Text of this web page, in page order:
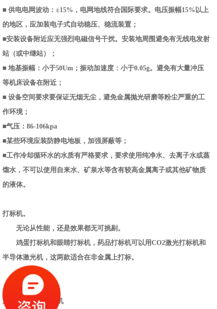
■ 供电电网波动：±15%，电网地线符合国际要求。电压振幅15%以上
的地区，应加装电子式自动稳压、稳流装置；
■安装设备附近应无强烈电磁信号干扰。安装地周围避免有无线电发射
站（或中继站）；
■ 地基振幅：小于50Um；振动加速度：小于0.05g。避免有大量冲压
等机床设备在附近；
■ 设备空间要求要保证无烟无尘，避免金属抛光研磨等粉尘严重的工
作环境；
■气压：86-106kpa
■某些环境应装防静电地板，加强屏蔽等；
■工作冷却循环水的水质有严格要求，要求使用纯净水、去离子水或蒸
馏水，不可以使用自来水、矿泉水等含有较高金属离子或其他矿物质
的液体。
打标机。
无论从性能，还是效果都无可挑剔。
鸡蛋打标机和眼睛打标机，药品打标机可以用CO2激光打标机和
半导体激光机，这两款适合在非金属上打标。
产品名：激光打标机